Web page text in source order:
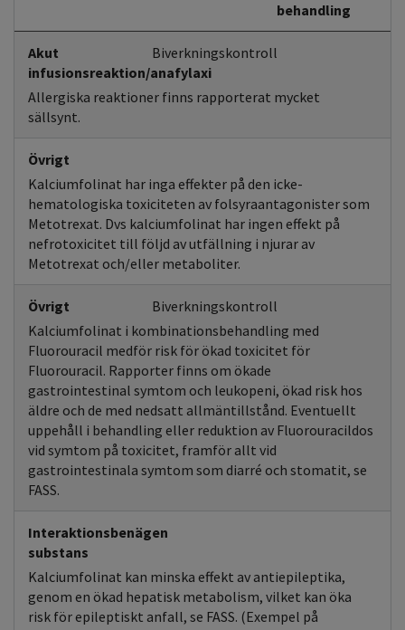
behandling
Akut
infusionsreaktion/anafylaxi
Biverkningskontroll
Allergiska reaktioner finns rapporterat mycket
sällsynt.
Övrigt
Kalciumfolinat har inga effekter på den icke-
hematologiska toxiciteten av folsyraantagonister som
Metotrexat. Dvs kalciumfolinat har ingen effekt på
nefrotoxicitet till följd av utfällning i njurar av
Metotrexat och/eller metaboliter.
Övrigt
Biverkningskontroll
Kalciumfolinat i kombinationsbehandling med
Fluorouracil medför risk för ökad toxicitet för
Fluorouracil. Rapporter finns om ökade
gastrointestinal symtom och leukopeni, ökad risk hos
äldre och de med nedsatt allmäntillstånd. Eventuellt
uppehåll i behandling eller reduktion av Fluorouracildos
vid symtom på toxicitet, framför allt vid
gastrointestinala symtom som diarré och stomatit, se
FASS.
Interaktionsbenägen
substans
Kalciumfolinat kan minska effekt av antiepileptika,
genom en ökad hepatisk metabolism, vilket kan öka
risk för epileptiskt anfall, se FASS. (Exempel på